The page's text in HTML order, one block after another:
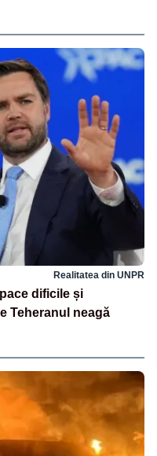
Realitatea din UNPR
dificile și
Teheranul neagă